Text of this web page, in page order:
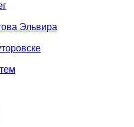
Эльвира